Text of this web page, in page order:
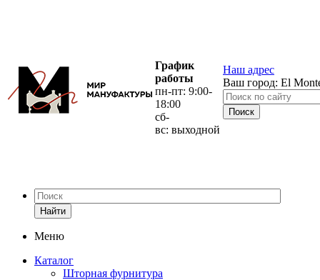
График
работы
пн-пт: 9:00-
18:00
сб-
вс: выходной
Наш адрес
Ваш город: El
Найти
Меню
Каталог
Шторная фурнитура